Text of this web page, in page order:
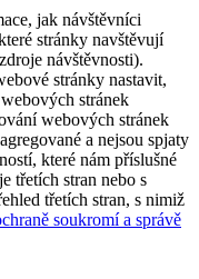
jak návštěvníci
stránky navštěvují
návštěvnosti).
stránky nastavit,
stránek
webových stránek
a nejsou spjaty
které nám příslušné
třetích stran nebo s
třetích stran, s nimiž
soukromí a správě